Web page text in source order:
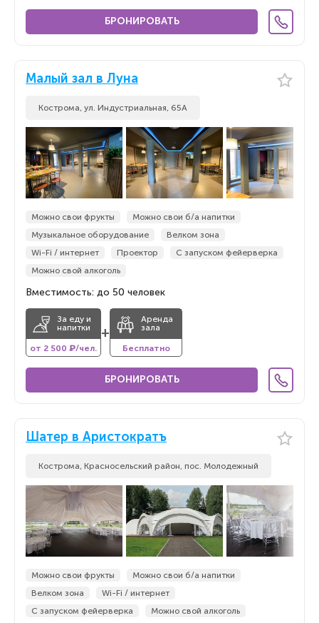
БРОНИРОВАТЬ
Малый зал в Луна
Кострома, ул. Индустриальная, 65А
Можно свои фрукты
Можно свои б/а напитки
Музыкальное оборудование
Велком зона
Wi-Fi / интернет
Проектор
С запуском фейерверка
Можно свой алкоголь
Вместимость: до 50 человек
За еду и
напитки
от 2 500 ₽/чел.
+
Аренда
зала
Бесплатно
БРОНИРОВАТЬ
Шатер в Аристократъ
Кострома, Красносельский район, пос. Молодежный
Можно свои фрукты
Можно свои б/а напитки
Велком зона
Wi-Fi / интернет
С запуском фейерверка
Можно свой алкоголь